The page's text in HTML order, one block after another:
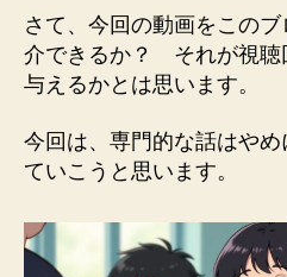
さて、今回の動画をこの
介できるか？ それが視聴
与えるかとは思います。
今回は、専門的な話はや
ていこうと思います。